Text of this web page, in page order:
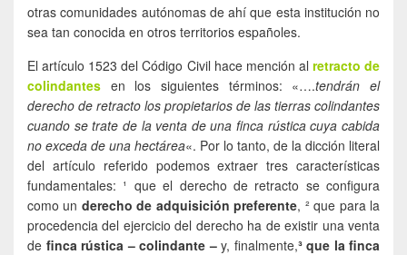
otras comunidades autónomas de ahí que esta institución no
sea tan conocida en otros territorios españoles.
El artículo 1523 del Código Civil hace mención al retracto de
colindantes en los siguientes términos: «….tendrán el
derecho de retracto los propietarios de las tierras colindantes
cuando se trate de la venta de una finca rústica cuya cabida
no exceda de una hectárea«. Por lo tanto, de la dicción literal
del artículo referido podemos extraer tres características
fundamentales: ¹ que el derecho de retracto se configura
como un derecho de adquisición preferente, ² que para la
procedencia del ejercicio del derecho ha de existir una venta
de finca rústica – colindante – y, finalmente,³ que la finca